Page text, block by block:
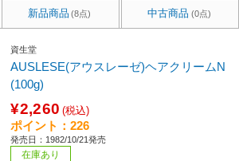
新品商品 (8点) 中古商品 (0点)
資生堂
AUSLESE(アウスレーゼ)ヘアクリームN
(100g)
¥2,260 (税込)
ポイント：226
発売日：1982/10/21発売
在庫あり